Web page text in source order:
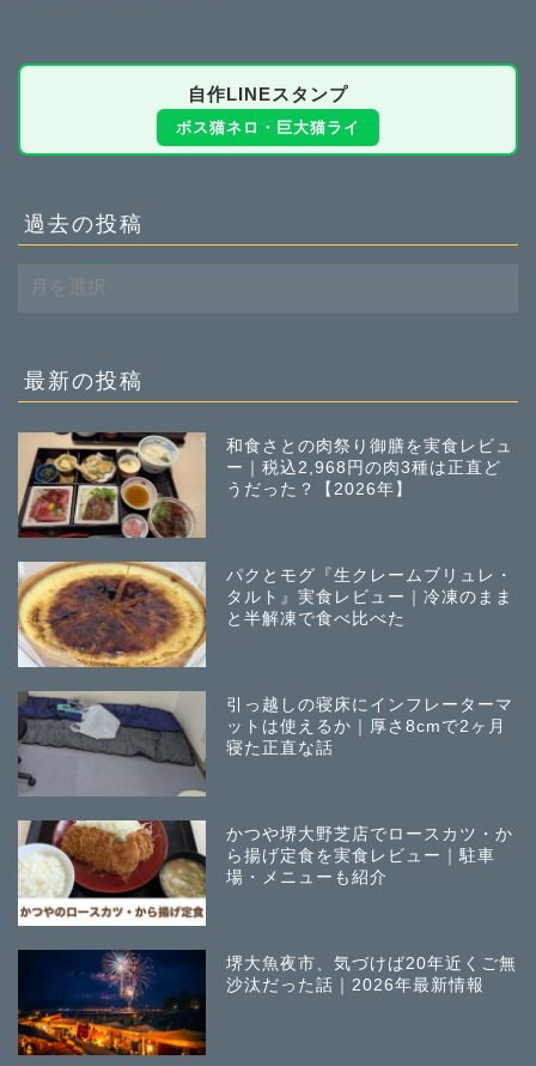
自作LINEスタンプ
ボス猫ネロ・巨大猫ライ
過去の投稿
去
稿
最新の投稿
和食さとの肉祭り御膳を実食レビュ
ー｜税込2,968円の肉3種は正直ど
うだった？【2026年】
パクとモグ『生クレームブリュレ・
タルト』実食レビュー｜冷凍のまま
と半解凍で食べ比べた
引っ越しの寝床にインフレーターマ
ットは使えるか｜厚さ8cmで2ヶ月
寝た正直な話
かつや堺大野芝店でロースカツ・か
ら揚げ定食を実食レビュー｜駐車
場・メニューも紹介
堺大魚夜市、気づけば20年近くご無
沙汰だった話｜2026年最新情報